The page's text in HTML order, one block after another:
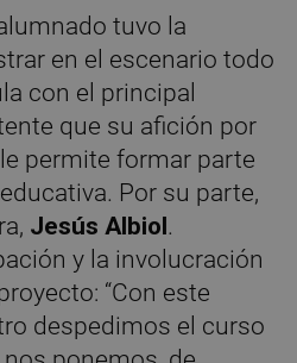
tuvo la
en el escenario todo
con el principal
que su afición por
permite formar parte
Por su parte,
Jesús Albiol.
y la involucración
“Con este
despedimos el curso